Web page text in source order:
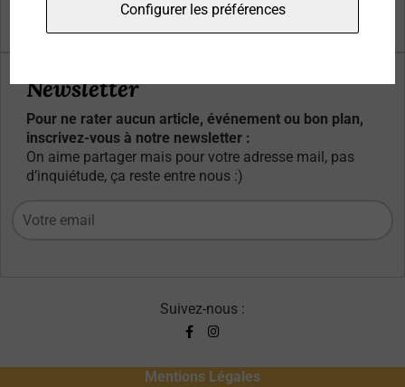
Newsletter
Pour ne rater aucun article, événement ou bon plan,
inscrivez-vous à notre newsletter :
On aime partager mais pour votre adresse mail, pas
d’inquiétude, ça reste entre nous :)
Suivez-nous :
Mentions Légales
Configurer les préférences